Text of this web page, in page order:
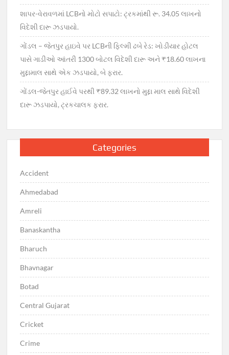
શાપર-વેરાવળમાં LCBનો મોટો સપાટો: ટ્રકમાંથી રૂ. 34.05 લાખનો
વિદેશી દારૂ ઝડપાયો.
ગોંડલ – જેતપુર હાઇવે પર LCBની ફિલ્મી ઢબે રેડ: ખોડીયાર હોટલ
પાસે ગાડીઓ આંતરી 1300 બોટલ વિદેશી દારૂ અને ₹18.60 લાખના
મુદ્દામાલ સાથે એક ઝડપાયો, બે ફરાર.
ગોંડલ-જેતપુર હાઈવે પરથી ₹89.32 લાખનો મુદ્દા માલ સાથે વિદેશી
દારૂ ઝડપાયો, ટ્રકચાલક ફરાર.
Categories
Accident
Ahmedabad
Amreli
Banaskantha
Bharuch
Bhavnagar
Botad
Central Gujarat
Cricket
Crime